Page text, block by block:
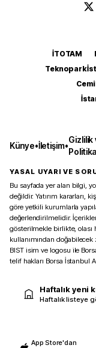
İTOTAM
Teknopark
Künye•İletişim•
Gizlilik
YASAL UYARI VE
Bu sayfada yer alan bilgi,
değildir. Yatırım kararları,
göre yetkili kurumlarla
değerlendirilmelidir.
gösterilmekle birlikte,
kullanımından
BIST isim ve logosu ile
telif hakları Borsa İstanbul
Haftalık yeni
Haftalık listeye
App Store'dan